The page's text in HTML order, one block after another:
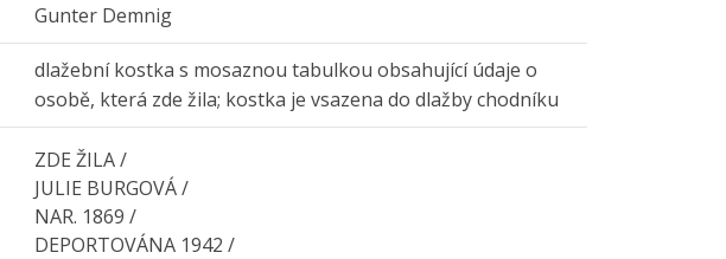
Gunter Demnig
dlažební kostka s mosaznou tabulkou obsahující údaje o
osobě, která zde žila; kostka je vsazena do dlažby chodníku
ZDE ŽILA /
JULIE BURGOVÁ /
NAR. 1869 /
DEPORTOVÁNA 1942 /